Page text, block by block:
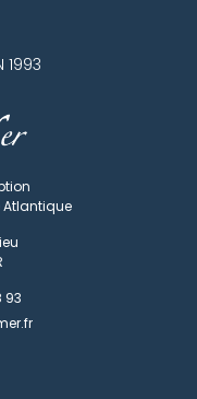
1993
Atlantique
93